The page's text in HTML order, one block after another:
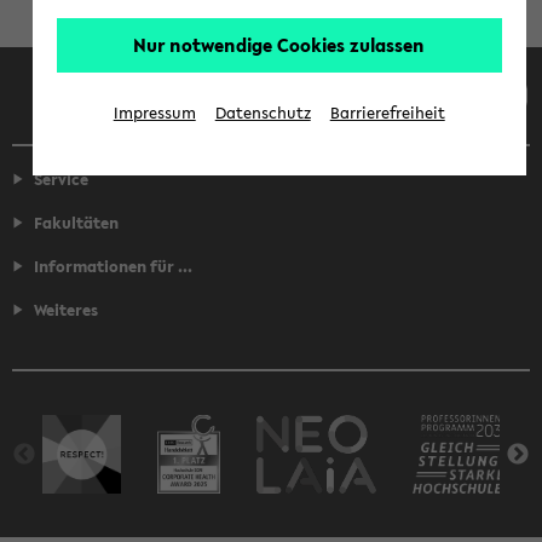
Facebook Instagram LinkedIn TikTok
Service
Fakultäten
Informationen für ...
Weiteres
Nur notwendige Cookies zulassen
Impressum Datenschutz Barrierefreiheit